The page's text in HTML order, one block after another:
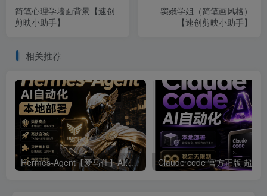
简笔心理学墙面背景【速创
剪映小助手】
窦娥学姐（简笔画风格）
【速创剪映小助手】
相关推荐
Hermes-Agent【爱马仕】AI自动化部署【会员免费领取安装包】